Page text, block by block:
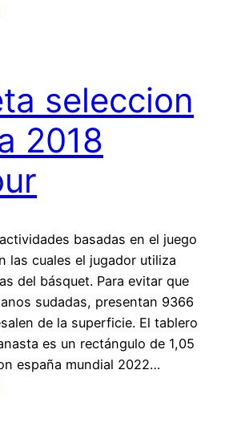
seleccion
2018
basadas en el juego
las cuales el jugador utiliza
del básquet. Para evitar que
sudadas, presentan 9366
de la superficie. El tablero
es un rectángulo de 1,05
españa mundial 2022…